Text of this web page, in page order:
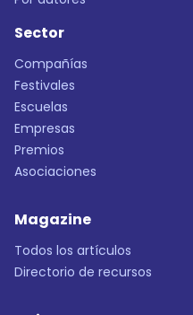
Sector
Compañías
Festivales
Escuelas
Empresas
Premios
Asociaciones
Magazine
Todos los artículos
Directorio de recursos